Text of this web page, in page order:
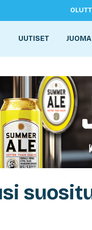
UUTISET